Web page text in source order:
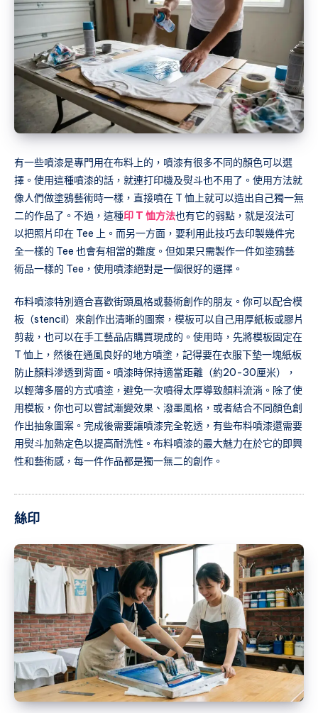
有一些噴漆是專門用在布料上的，噴漆有很多不同的顏色可以選
擇。使用這種噴漆的話，就連打印機及熨斗也不用了。使用方法就
像人們做塗鴉藝術時一樣，直接噴在 T 恤上就可以造出自己獨一無
二的作品了。不過，這種印 T 恤方法也有它的弱點，就是沒法可
以把照片印在 Tee 上。而另一方面，要利用此技巧去印製幾件完
全一樣的 Tee 也會有相當的難度。但如果只需製作一件如塗鴉藝
術品一樣的 Tee，使用噴漆絕對是一個很好的選擇。
布料噴漆特別適合喜歡街頭風格或藝術創作的朋友。你可以配合模
板（stencil）來創作出清晰的圖案，模板可以自己用厚紙板或膠片
剪裁，也可以在手工藝品店購買現成的。使用時，先將模板固定在
T 恤上，然後在通風良好的地方噴塗，記得要在衣服下墊一塊紙板
防止顏料滲透到背面。噴漆時保持適當距離（約20-30厘米），
以輕薄多層的方式噴塗，避免一次噴得太厚導致顏料流淌。除了使
用模板，你也可以嘗試漸變效果、潑墨風格，或者結合不同顏色創
作出抽象圖案。完成後需要讓噴漆完全乾透，有些布料噴漆還需要
用熨斗加熱定色以提高耐洗性。布料噴漆的最大魅力在於它的即興
性和藝術感，每一件作品都是獨一無二的創作。
絲印